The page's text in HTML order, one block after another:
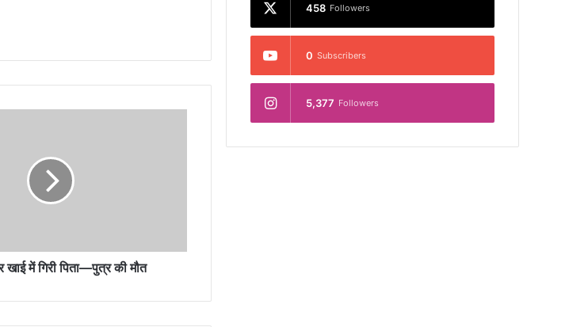
में गिरी पिता—पुत्र की मौत
458 Followers
0 Subscribers
5,377 Followers